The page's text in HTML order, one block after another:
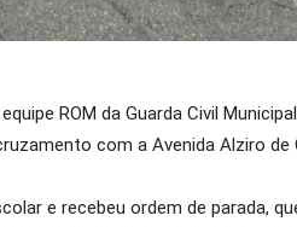
ROM da Guarda Civil
com a Avenida Alziro de
e recebeu ordem de parada,